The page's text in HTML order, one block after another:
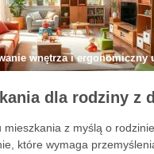
wnętrza i ergonomiczny
mieszkania z myślą o
które wymaga